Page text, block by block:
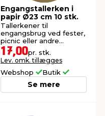
Engangstallerken i
papir Ø23 cm 10 stk.
Tallerkener til
engangsbrug ved fester,
picnic eller andre
arrangementer. FSC®-
mærket.
17,00pr. stk.
Lev. omk. tillægges
Webshop Butik
Se mere